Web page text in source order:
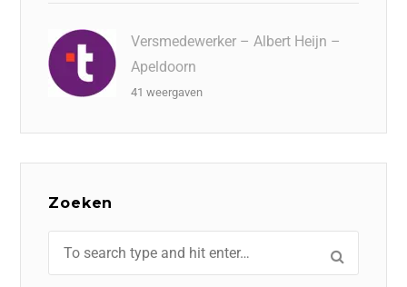
Versmedewerker – Albert Heijn –
Apeldoorn
41 weergaven
Zoeken